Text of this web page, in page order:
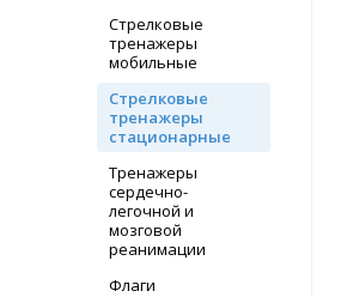
Стрелковые
тренажеры
мобильные
Стрелковые
тренажеры
стационарные
Тренажеры
сердечно-
легочной и
мозговой
реанимации
Флаги